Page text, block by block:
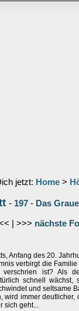
jetzt: Home >
- 197 - Das
| >>> nächste
Anfang des 20.
verbirgt die Familie
ist? Als
schnell wächst,
und seltsame
wird immer deutlicher,
sich geht...